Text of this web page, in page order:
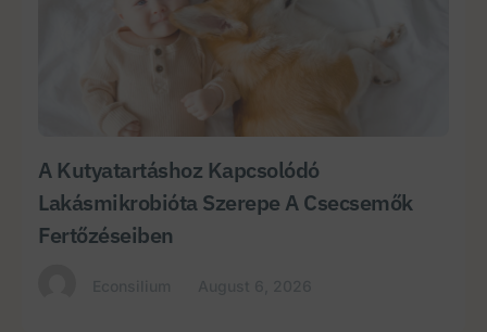
A Kutyatartáshoz Kapcsolódó
Lakásmikrobióta Szerepe A Csecsemők
Fertőzéseiben